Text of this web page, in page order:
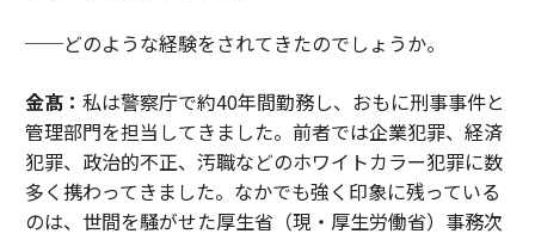
──どのような経験をされてきたのでしょうか。
金髙： 私は警察庁で約40年間勤務し、おもに刑事事件と
管理部門を担当してきました。前者では企業犯罪、経済
犯罪、政治的不正、汚職などのホワイトカラー犯罪に数
多く携わってきました。なかでも強く印象に残っている
のは、世間を騒がせた厚生省（現・厚生労働省）事務次